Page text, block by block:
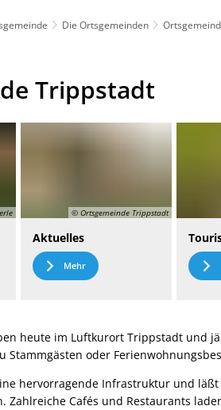
Die Ortsgemeinden
Trippstadt
© Ortsgemeinde Trippstadt
Aktuelles
Mehr
heute im Luftkurort Trippstadt und
Stammgästen oder
hervorragende Infrastruktur und
Zahlreiche Cafés und Restaurants